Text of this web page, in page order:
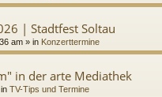
| Stadtfest Soltau
am » in Konzerttermine
in der arte Mediathek
TV-Tips und Termine